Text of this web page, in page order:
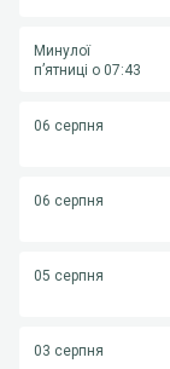
Минулої
п’ятниці о 07:43
06 серпня
06 серпня
05 серпня
03 серпня